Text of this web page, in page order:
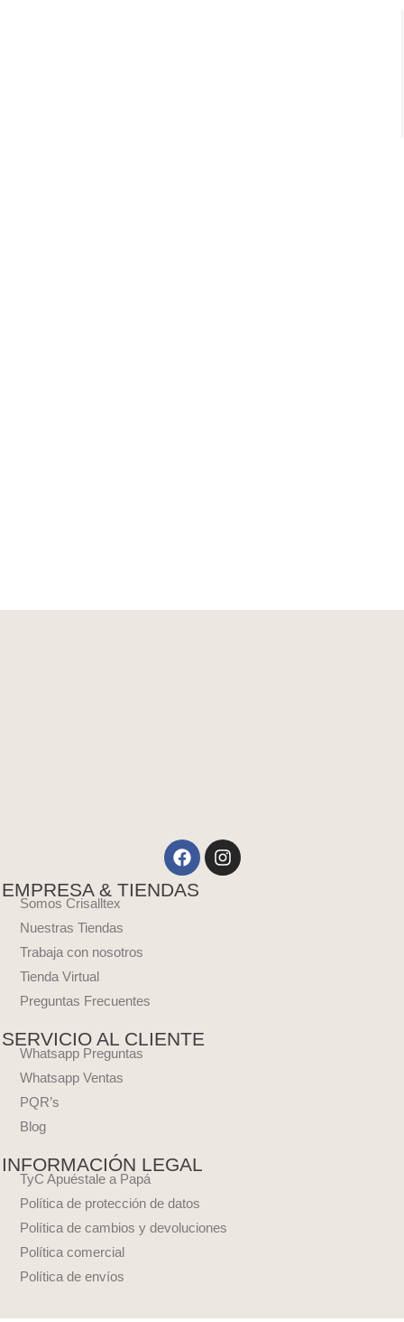
FacebookInstagram
EMPRESA & TIENDAS
Somos Crisalltex
Nuestras Tiendas
Trabaja con nosotros
Tienda Virtual
Preguntas Frecuentes
SERVICIO AL CLIENTE
Whatsapp Preguntas
Whatsapp Ventas
PQR’s
Blog
INFORMACIÓN LEGAL
TyC Apuéstale a Papá
Política de protección de datos
Política de cambios y devoluciones
Política comercial
Política de envíos